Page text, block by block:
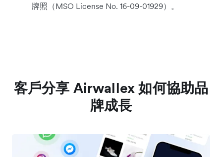
牌照（MSO License No. 16-09-01929）。
客戶分享 Airwallex 如何協助品
牌成長